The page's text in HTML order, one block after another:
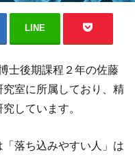
LINE
士後期課程２年の佐藤
室に所属しており、精
しています。
落ち込みやすい人」は